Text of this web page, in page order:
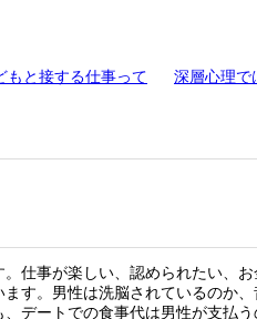
もと接する仕事って 深層心理で
仕事が楽しい、認められたい、
す。男性は洗脳されているのか
デートでの食事代は男性が支払